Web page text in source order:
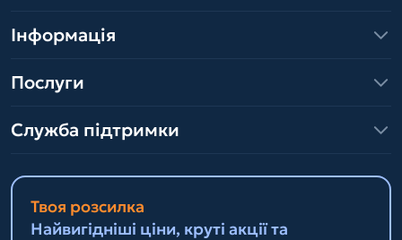
Інформація
Послуги
Служба підтримки
Твоя розсилка
Найвигідніші ціни, круті акції та